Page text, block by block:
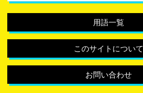
用語一覧
このサイトについて
お問い合わせ